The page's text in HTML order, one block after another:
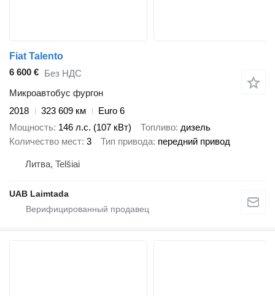
Fiat Talento
6 600 € Без НДС
Микроавтобус фургон
2018
323 609 км
Euro 6
Мощность 146 л.с. (107 кВт) Топливо дизель
Количество мест 3 Тип привода передний привод
Литва, Telšiai
UAB Laimtada